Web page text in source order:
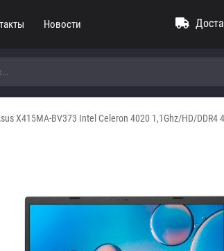
Новости
X415MA-BV373 Intel Celeron 4020 1,1Ghz/HD/DDR4